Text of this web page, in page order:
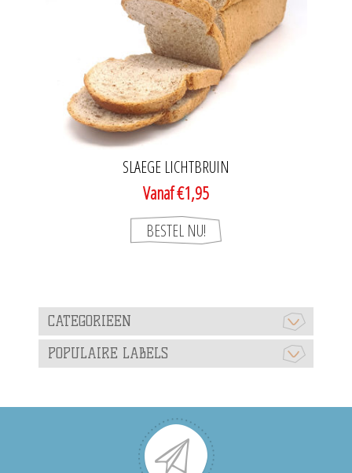
SLAEGE LICHTBRUIN
Vanaf €1,95
CATEGORIEEN
POPULAIRE LABELS